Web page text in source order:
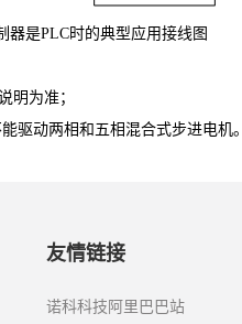
器是PLC时的典型应用接线图
明为准；
驱动两相和五相 混合式步进电机。
友情链接
诺科科技阿里巴巴站